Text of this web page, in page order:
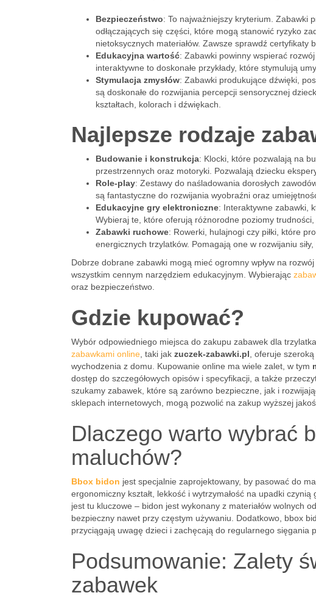
Bezpieczeństwo: To najważniejszy kryterium. Zabawki
odłączających się części, które mogą stanowić ryzyko
nietoksycznych materiałów. Zawsze sprawdź certyfikaty
Edukacyjna wartość: Zabawki powinny wspierać
interaktywne to doskonałe przykłady, które stymulują
Stymulacja zmysłów: Zabawki produkujące dźwięki,
są doskonałe do rozwijania percepcji sensorycznej
kształtach, kolorach i dźwiękach.
Najlepsze rodzaje
Budowanie i konstrukcja: Klocki, które pozwalają na
przestrzennych oraz motoryki. Pozwalają dziecku
Role-play: Zestawy do naśladowania dorosłych
są fantastyczne do rozwijania wyobraźni oraz
Edukacyjne gry elektroniczne: Interaktywne zabawki,
Wybieraj te, które oferują różnorodne poziomy
Zabawki ruchowe: Rowerki, hulajnogi czy piłki, które
energicznych trzylatków. Pomagają one w rozwijaniu
Dobrze dobrane zabawki mogą mieć ogromny wpływ na
wszystkim cennym narzędziem edukacyjnym. Wybierając
oraz bezpieczeństwo.
Gdzie kupować?
Wybór odpowiedniego miejsca do zakupu zabawek dla
zabawkami online , taki jak zuczek-zabawki.pl , oferuje
wychodzenia z domu. Kupowanie online ma wiele zalet, w tym
dostęp do szczegółowych opisów i specyfikacji, a także
szukamy zabawek, które są zarówno bezpieczne, jak i
sklepach internetowych, mogą pozwolić na zakup wyższej
Dlaczego warto wybrać
maluchów?
Bbox bidon jest specjalnie zaprojektowany, by pasować do
ergonomiczny kształt, lekkość i wytrzymałość na upadki
jest tu kluczowe – bidon jest wykonany z materiałów wolnych
bezpieczny nawet przy częstym używaniu. Dodatkowo, bbox
przyciągają uwagę dzieci i zachęcają do regularnego sięgania
Podsumowanie: Zalety
zabawek